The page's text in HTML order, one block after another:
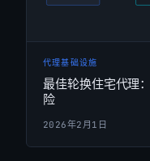
代理基础设施
最佳轮换住宅代理
险
2026年2月1日